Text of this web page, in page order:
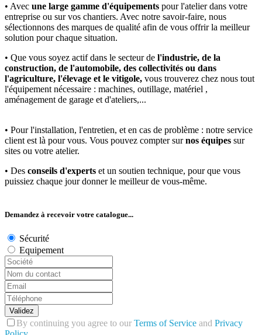
• Avec une large gamme d'équipements pour l'atelier dans votre
entreprise ou sur vos chantiers. Avec notre savoir-faire, nous
sélectionnons des marques de qualité afin de vous offrir la meilleur
solution pour chaque situation.
• Que vous soyez actif dans le secteur de l'industrie, de la
construction, de l'automobile, des collectivités ou dans
l'agriculture, l'élevage et le vitigole, vous trouverez chez nous tout
l'équipement nécessaire : machines, outillage, matériel ,
aménagement de garage et d'ateliers,...
• Pour l'installation, l'entretien, et en cas de problème : notre service
client est là pour vous. Vous pouvez compter surnos équipes sur
sites ou votre atelier.
• Des conseils d'experts et un soutien technique, pour que vous
puissiez chaque jour donner le meilleur de vous-même.
Demandez à recevoir votre catalogue...
Sécurité
Equipement
Validez
By continuing you agree to our Terms of Service and Privacy